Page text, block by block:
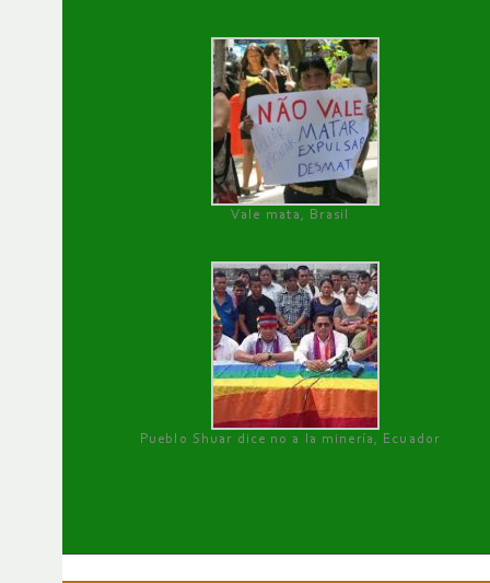
Vale mata, Brasil
Pueblo Shuar dice no a la minería, Ecuador